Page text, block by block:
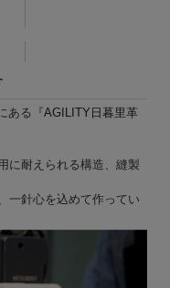
ある『AGILITY日暮里革
に耐えられる構造、縫製
一針心を込めて作ってい